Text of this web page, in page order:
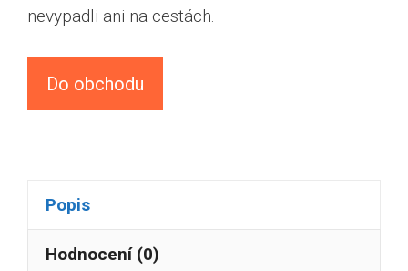
nevypadli ani na cestách.
Do obchodu
Popis
Hodnocení (0)